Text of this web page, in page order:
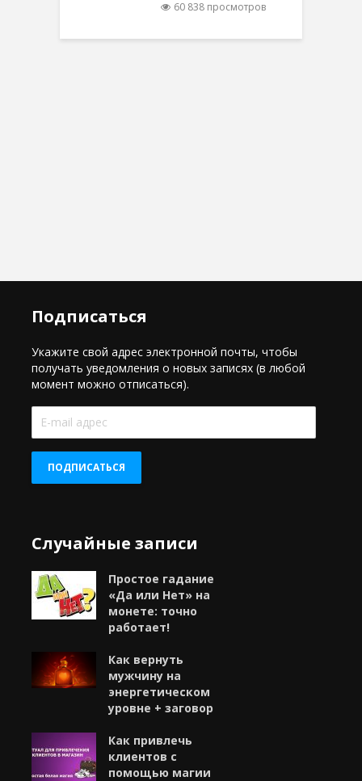
60 838 просмотров
Подписаться
Укажите свой адрес электронной почты, чтобы
получать уведомления о новых записях (в любой
момент можно отписаться).
E-
mail
ПОДПИСАТЬСЯ
Случайные записи
Простое гадание
«Да или Нет» на
монете: точно
работает!
Как вернуть
мужчину на
энергетическом
уровне + заговор
Как привлечь
клиентов с
помощью магии